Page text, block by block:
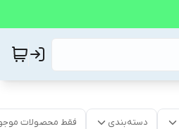
دسته‌بندی فقط محصولات